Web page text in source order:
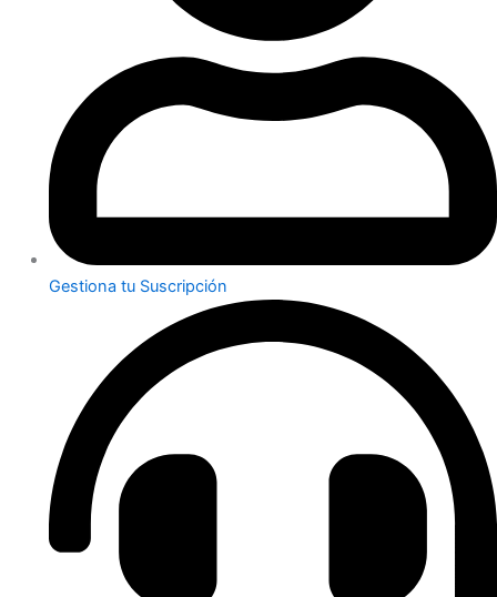
Gestiona tu Suscripción